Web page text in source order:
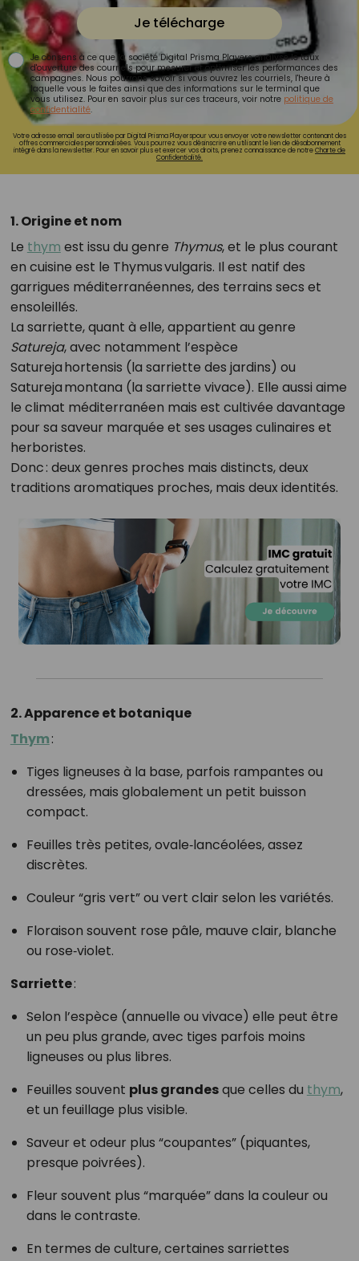
Je télécharge
Je consens à ce que la société Digital Prisma Players analyse le taux
d'ouverture des courriels pour mesurer et optimiser les performances des
campagnes. Nous pourrons savoir si vous ouvrez les courriels, l'heure à
laquelle vous le faites ainsi que des informations sur le terminal que
vous utilisez. Pour en savoir plus sur ces traceurs, voir notre politique de
confidentialité.
Votre adresse email sera utilisée par Digital Prisma Playerspour vous envoyer votre newsletter contenant des
offres commerciales personnalisées. Vous pourrez vous désinscrire en utilisant le lien de désabonnement
intégré dans la newsletter. Pour en savoir plus et exercer vos droits, prenez connaissance de notreCharte de
Confidentialité.
1. Origine et nom
Le thym est issu du genre Thymus, et le plus courant
en cuisine est le Thymus vulgaris. Il est natif des
garrigues méditerranéennes, des terrains secs et
ensoleillés.
La sarriette, quant à elle, appartient au genre
Satureja, avec notamment l’espèce
Satureja hortensis (la sarriette des jardins) ou
Satureja montana (la sarriette vivace). Elle aussi aime
le climat méditerranéen mais est cultivée davantage
pour sa saveur marquée et ses usages culinaires et
herboristes.
Donc : deux genres proches mais distincts, deux
traditions aromatiques proches, mais deux identités.
2. Apparence et botanique
Thym:
Tiges ligneuses à la base, parfois rampantes ou
dressées, mais globalement un petit buisson
compact.
Feuilles très petites, ovale‑lancéolées, assez
discrètes.
Couleur “gris vert” ou vert clair selon les variétés.
Floraison souvent rose pâle, mauve clair, blanche
ou rose‑violet.
Sarriette:
Selon l’espèce (annuelle ou vivace) elle peut être
un peu plus grande, avec tiges parfois moins
ligneuses ou plus libres.
Feuilles souvent plus grandesque celles du thym,
et un feuillage plus visible.
Saveur et odeur plus “coupantes” (piquantes,
presque poivrées).
Fleur souvent plus “marquée” dans la couleur ou
dans le contraste.
En termes de culture, certaines sarriettes